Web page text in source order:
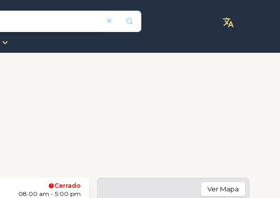
Cerrado
08:00 am - 5:00 pm
Ver Mapa